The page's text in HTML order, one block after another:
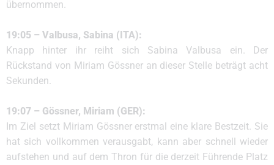
übernommen.
19:05 – Valbusa, Sabina (ITA):
Knapp hinter ihr reiht sich Sabina Valbusa ein. Der
Rückstand von Miriam Gössner an dieser Stelle beträgt acht
Sekunden.
19:07 – Gössner, Miriam (GER):
Im Ziel setzt Miriam Gössner erstmal eine klare Bestzeit. Sie
hat sich vollkommen verausgabt, kann aber schnell wieder
aufstehen und auf dem Thron für die derzeit Führende Platz